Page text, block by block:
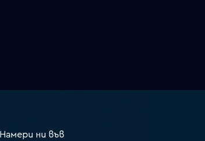
Намери ни във